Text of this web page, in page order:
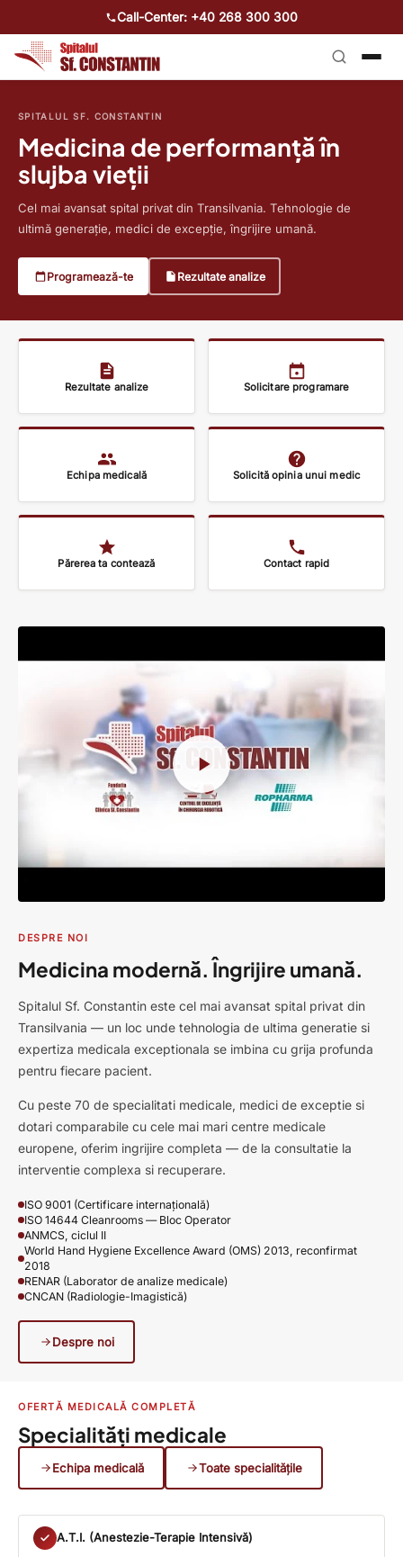
Call-Center: +40 268 300 300
SPITALUL SF. CONSTANTIN
Medicina de performanță în
slujba vieții
Cel mai avansat spital privat din Transilvania. Tehnologie de
ultimă generație, medici de excepție, îngrijire umană.
Programează-te Rezultate analize
ARTICOLE MEDICALE
200 de proceduri TAVI. Experiență, inovație și
5 aug. 2026
Rezultate analize Solicitare programare
Echipa medicală Solicită opinia unui medic
Părerea ta contează Contact rapid
DESPRE NOI
Medicina modernă. Îngrijire umană.
Spitalul Sf. Constantin este cel mai avansat spital privat din
Transilvania — un loc unde tehnologia de ultima generatie si
expertiza medicala exceptionala se imbina cu grija profunda
pentru fiecare pacient.
Cu peste 70 de specialitati medicale, medici de exceptie si
dotari comparabile cu cele mai mari centre medicale
europene, oferim ingrijire completa — de la consultatie la
interventie complexa si recuperare.
ISO 9001 (Certificare internațională)
ISO 14644 Cleanrooms — Bloc Operator
ANMCS, ciclul II
World Hand Hygiene Excellence Award (OMS) 2013, reconfirmat
2018
RENAR (Laborator de analize medicale)
CNCAN (Radiologie-Imagistică)
Despre noi
OFERTĂ MEDICALĂ COMPLETĂ
Specialități medicale
Echipa medicală Toate specialitățile
A.T.I. (Anestezie-Terapie Intensivă)